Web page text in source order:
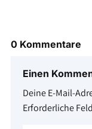
0 Kommentare
Einen
Deine E-Mail-
Erforderliche